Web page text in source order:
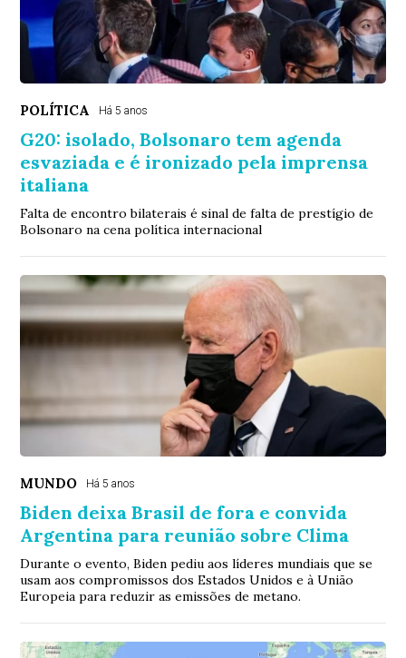
POLÍTICA Há 5 anos
G20: isolado, Bolsonaro tem agenda
esvaziada e é ironizado pela imprensa
italiana
Falta de encontro bilaterais é sinal de falta de prestígio de
Bolsonaro na cena política internacional
MUNDO Há 5 anos
Biden deixa Brasil de fora e convida
Argentina para reunião sobre Clima
Durante o evento, Biden pediu aos líderes mundiais que se
usam aos compromissos dos Estados Unidos e à União
Europeia para reduzir as emissões de metano.